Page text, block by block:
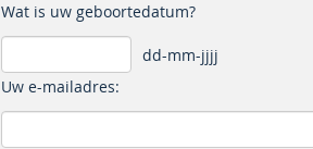
Wat is uw geboortedatum?
dd-mm-jjjj
Uw e-mailadres: